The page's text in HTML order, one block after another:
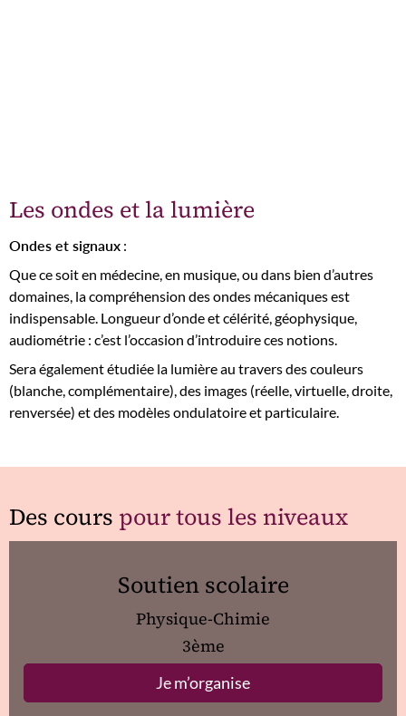
Les ondes et la lumière
Ondes et signaux :
Que ce soit en médecine, en musique, ou dans bien d’autres
domaines, la compréhension des ondes mécaniques est
indispensable. Longueur d’onde et célérité, géophysique,
audiométrie : c’est l’occasion d’introduire ces notions.
Sera également étudiée la lumière au travers des couleurs
(blanche, complémentaire), des images (réelle, virtuelle, droite,
renversée) et des modèles ondulatoire et particulaire.
Des cours pour tous les niveaux
Soutien scolaire
Physique-Chimie
3ème
Je m’organise